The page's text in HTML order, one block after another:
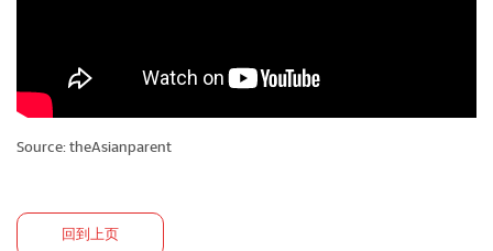
Source: theAsianparent
回到上页